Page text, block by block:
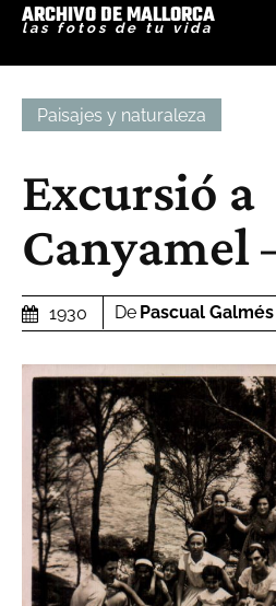
ARCHIVO DE MALLORCA
las fotos de tu vida
Paisajes y naturaleza
Excursió a
Canyamel
1930 De Pascual